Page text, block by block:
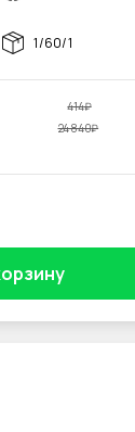
1/60/1
414₽
24 840₽